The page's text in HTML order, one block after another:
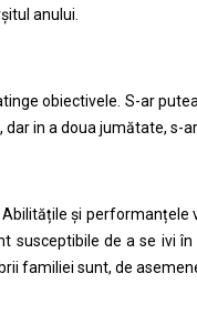
anului.
obiectivele. S-ar
in a doua jumătate, s-
și
de a se ivi
familiei sunt, de